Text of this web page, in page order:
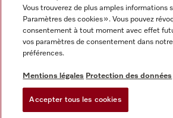
CGV
Conditions d’utilisation
Déclaration d'accessibilité
Digital Services Act
Vous trouverez de plus amples informations
Paramètres des cookies ». Vous pouvez
consentement à tout moment avec effet
vos paramètres de consentement dans
préférences.
Mentions légales Protection des données
Accepter tous les cookies